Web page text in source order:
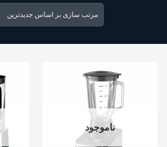
ناموجود